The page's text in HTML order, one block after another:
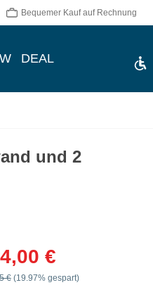
Bequemer Kauf auf Rechnung
DEAL
und 2
€
Preis:
€ (19.97% gespart)